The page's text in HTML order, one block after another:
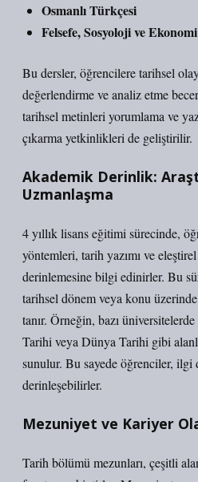
Osmanlı Türkçesi
Felsefe, Sosyoloji ve Ekonomi
Bu dersler, öğrencilere tarihsel
değerlendirme ve analiz etme
tarihsel metinleri yorumlama ve
çıkarma yetkinlikleri de geliştirilir.
Akademik Derinlik:
Uzmanlaşma
4 yıllık lisans eğitimi sürecinde,
yöntemleri, tarih yazımı ve
derinlemesine bilgi edinirler. Bu
tarihsel dönem veya konu
tanır. Örneğin, bazı
Tarihi veya Dünya Tarihi gibi
sunulur. Bu sayede öğrenciler, ilgi
derinleşebilirler.
Mezuniyet ve Kariyer
Tarih bölümü mezunları, çeşitli